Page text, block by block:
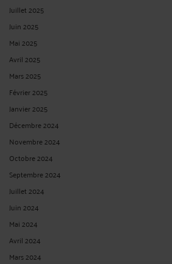
Juillet 2025
Juin 2025
Mai 2025
Avril 2025
Mars 2025
Février 2025
Janvier 2025
Décembre 2024
Novembre 2024
Octobre 2024
Septembre 2024
Juillet 2024
Juin 2024
Mai 2024
Avril 2024
Mars 2024